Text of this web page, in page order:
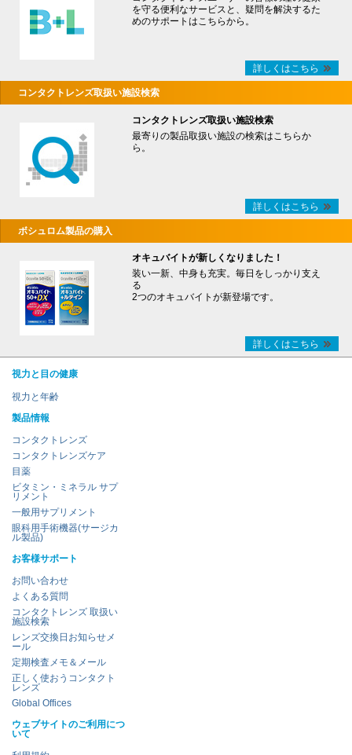
を守る便利なサービスと、疑問を解決するた
めのサポートはこちらから。
詳しくはこちら
コンタクトレンズ取扱い施設検索
コンタクトレンズ取扱い施設検索
最寄りの製品取扱い施設の検索はこちらか
ら。
詳しくはこちら
ボシュロム製品の購入
オキュバイトが新しくなりました！
装い一新、中身も充実。毎日をしっかり支え
る
2つのオキュバイトが新登場です。
詳しくはこちら
視力と目の健康
視力と年齢
製品情報
コンタクトレンズ
コンタクトレンズケア
目薬
ビタミン・ミネラル サプ
リメント
一般用サプリメント
眼科用手術機器(サージカ
ル製品)
お客様サポート
お問い合わせ
よくある質問
コンタクトレンズ 取扱い
施設検索
レンズ交換日お知らせメ
ール
定期検査メモ＆メール
正しく使おうコンタクト
レンズ
Global Offices
ウェブサイトのご利用につ
いて